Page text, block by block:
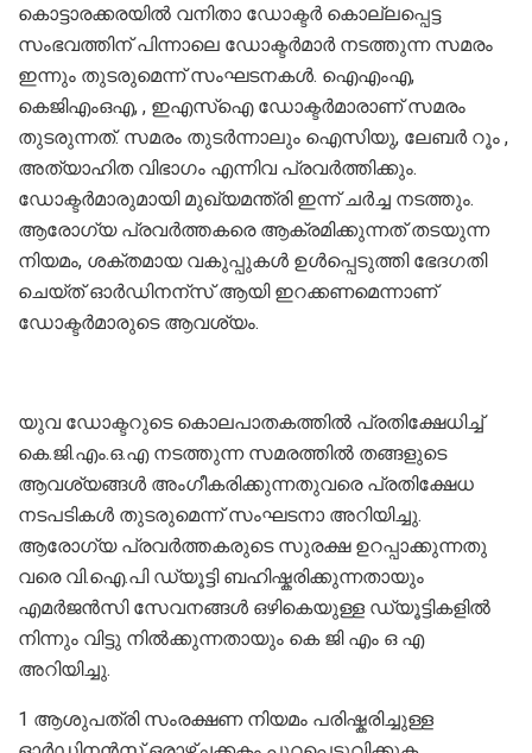
കൊട്ടാരക്കരയിൽ വനിതാ ഡോക്ടർ കൊല്ലപ്പെട്ട
സംഭവത്തിന് പിന്നാലെ ഡോക്ടർമാർ നടത്തുന്ന സമരം
ഇന്നും തുടരുമെന്ന് സംഘടനകൾ. ഐഎംഎ,
കെജിഎംഒഎ, , ഇഎസ്‌ഐ ഡോക്ടർമാരാണ് സമരം
തുടരുന്നത്. സമരം തുടർന്നാലും ഐസിയു, ലേബർ റൂം ,
അത്യാഹിത വിഭാഗം എന്നിവ പ്രവർത്തിക്കും.
ഡോക്ടർമാരുമായി മുഖ്യമന്ത്രി ഇന്ന് ചർച്ച നടത്തും.
ആരോഗ്യ പ്രവർത്തകരെ ആക്രമിക്കുന്നത് തടയുന്ന
നിയമം, ശക്തമായ വകുപ്പുകൾ ഉൾപ്പെടുത്തി ഭേദഗതി
ചെയ്ത് ഓർഡിനന്‌സ് ആയി ഇറക്കണമെന്നാണ്
ഡോക്ടർമാരുടെ ആവശ്യം.
യുവ ഡോക്ടറുടെ കൊലപാതകത്തിൽ പ്രതിക്ഷേധിച്ച്
കെ.ജി.എം.ഒ.എ നടത്തുന്ന സമരത്തിൽ തങ്ങളുടെ
ആവശ്യങ്ങൾ അംഗീകരിക്കുന്നതുവരെ പ്രതിക്ഷേധ
നടപടികൾ തുടരുമെന്ന് സംഘടനാ അറിയിച്ചു.
ആരോഗ്യ പ്രവർത്തകരുടെ സുരക്ഷ ഉറപ്പാക്കുന്നതു
വരെ വി.ഐ.പി ഡ്യൂട്ടി ബഹിഷ്കരിക്കുന്നതായും
എമർജൻസി സേവനങ്ങൾ ഒഴികെയുള്ള ഡ്യൂട്ടികളിൽ
നിന്നും വിട്ടു നിൽക്കുന്നതായും കെ ജി എം ഒ എ
അറിയിച്ചു.
1 ആശുപത്രി സംരക്ഷണ നിയമം പരിഷ്കരിച്ചുള്ള